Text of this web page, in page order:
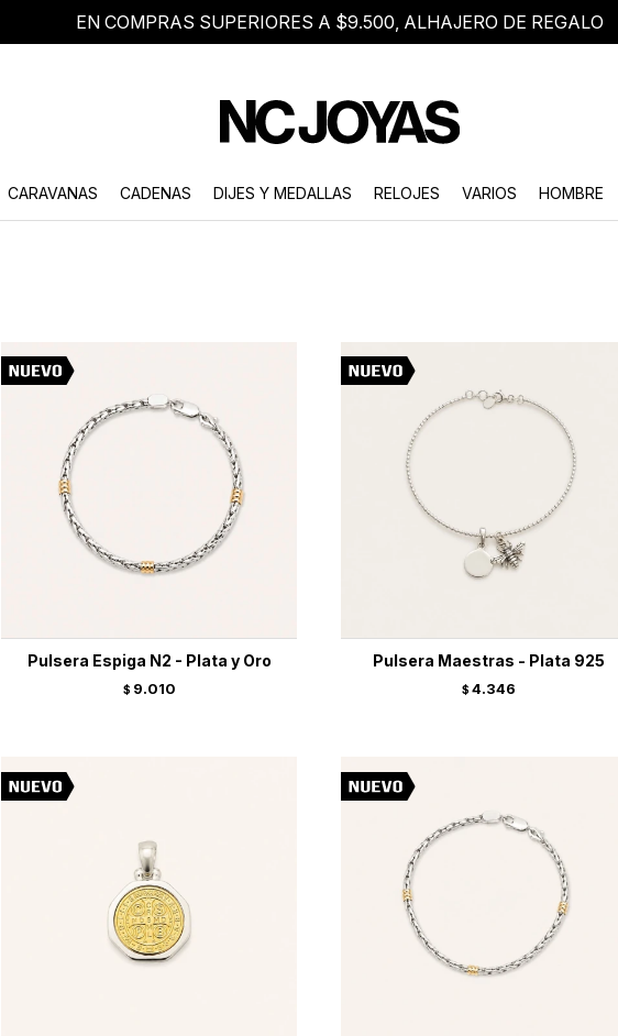
EN COMPRAS SUPERIORES A $9.500, ALHAJERO DE REGALO
CARAVANAS CADENAS DIJES Y MEDALLAS RELOJES VARIOS HOMBRE
Pulsera Espiga N2 - Plata y Oro
$ 9.010
Pulsera Maestras - Plata 925
$ 4.346